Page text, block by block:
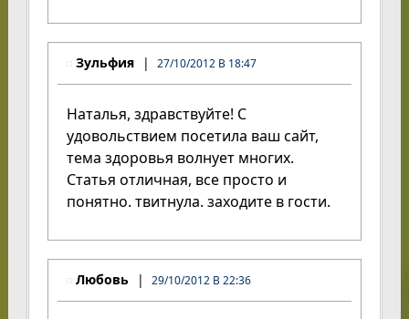
Зульфия 27/10/2012 В 18:47
Наталья, здравствуйте! С
удовольствием посетила ваш сайт,
тема здоровья волнует многих.
Статья отличная, все просто и
понятно. твитнула. заходите в гости.
Любовь 29/10/2012 В 22:36